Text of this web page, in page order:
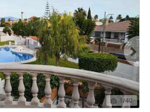
1/40